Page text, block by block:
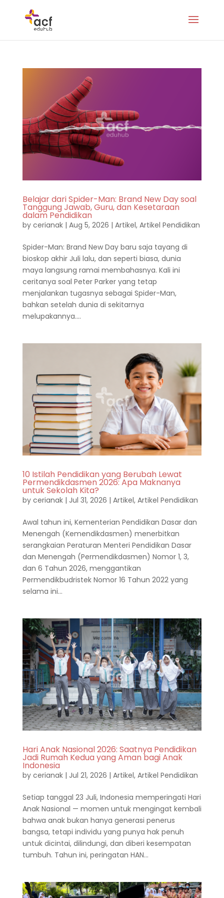
Belajar dari Spider-Man: Brand New Day soal
Tanggung Jawab, Guru, dan Kesetaraan
dalam Pendidikan
by cerianak| Aug 5, 2026 | Artikel, Artikel Pendidikan
Spider-Man: Brand New Day baru saja tayang di
bioskop akhir Juli lalu, dan seperti biasa, dunia
maya langsung ramai membahasnya. Kali ini
ceritanya soal Peter Parker yang tetap
menjalankan tugasnya sebagai Spider-Man,
bahkan setelah dunia di sekitarnya
melupakannya....
10 Istilah Pendidikan yang Berubah Lewat
Permendikdasmen 2026: Apa Maknanya
untuk Sekolah Kita?
by cerianak| Jul 31, 2026 | Artikel, Artikel Pendidikan
Awal tahun ini, Kementerian Pendidikan Dasar dan
Menengah (Kemendikdasmen) menerbitkan
serangkaian Peraturan Menteri Pendidikan Dasar
dan Menengah (Permendikdasmen) Nomor 1, 3,
dan 6 Tahun 2026, menggantikan
Permendikbudristek Nomor 16 Tahun 2022 yang
selama ini...
Hari Anak Nasional 2026: Saatnya Pendidikan
Jadi Rumah Kedua yang Aman bagi Anak
Indonesia
by cerianak| Jul 21, 2026 | Artikel, Artikel Pendidikan
Setiap tanggal 23 Juli, Indonesia memperingati Hari
Anak Nasional — momen untuk mengingat kembali
bahwa anak bukan hanya generasi penerus
bangsa, tetapi individu yang punya hak penuh
untuk dicintai, dilindungi, dan diberi kesempatan
tumbuh. Tahun ini, peringatan HAN...